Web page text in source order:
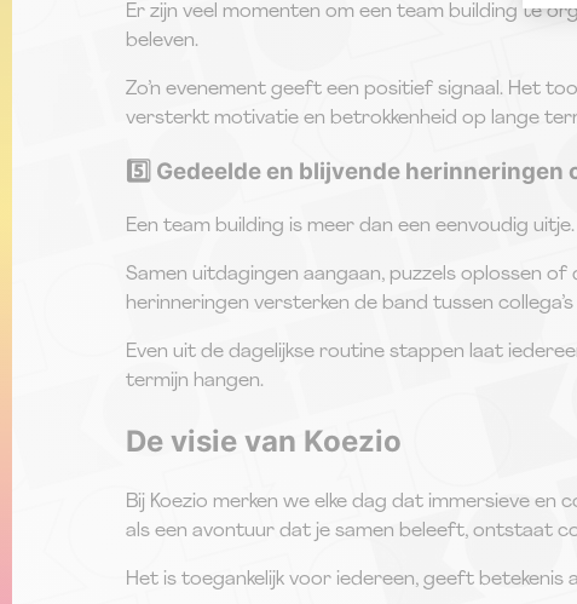
Er zijn veel momenten om een team building te
beleven.
Zo’n evenement geeft een positief signaal. Het
versterkt motivatie en betrokkenheid op lange
5️⃣ Gedeelde en blijvende herinneringen
Een team building is meer dan een eenvoudig
Samen uitdagingen aangaan, puzzels oplossen
herinneringen versterken de band tussen
Even uit de dagelijkse routine stappen laat
termijn hangen.
De visie van Koezio
Bij Koezio merken we elke dag dat immersieve
als een avontuur dat je samen beleeft, ontstaat
Het is toegankelijk voor iedereen, geeft